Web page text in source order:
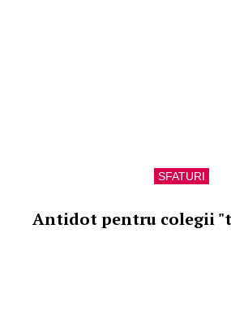
SFATURI
Antidot pentru colegii